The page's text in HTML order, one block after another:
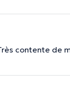
contente de